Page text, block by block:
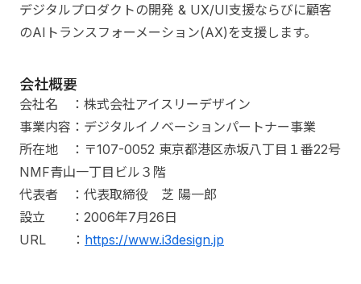
デジタルプロダクトの開発 & UX/UI支援ならびに顧客
のAIトランスフォーメーション(AX)を支援します。
会社概要
会社名 ：株式会社アイスリーデザイン
事業内容：デジタルイノベーションパートナー事業
所在地 ：〒107-0052 東京都港区赤坂八丁目１番22号
NMF青山一丁目ビル３階
代表者 ：代表取締役 芝 陽一郎
設立 ：2006年7月26日
URL ： https://www.i3design.jp